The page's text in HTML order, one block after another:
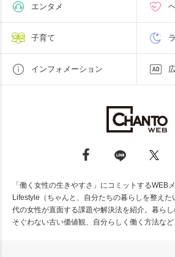
エンタメ
子育て
インフォメーション
「働く女性の生きやすさ」にコミットするWEB
Lifestyle（ちゃんと、自分たちの暮らしを整え
代の女性が直面する課題や解決法を紹介。暮ら
そぐわない古い価値観、自分らしく働く方法など